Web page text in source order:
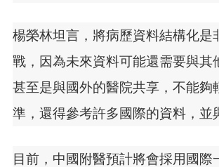
楊榮林坦言，將病歷資料結構化是
戰，因為未來資料可能還需要與其
甚至是與國外的醫院共享，不能夠
準，還得參考許多國際的資料，並
目前，中國附醫預計將會採用國際